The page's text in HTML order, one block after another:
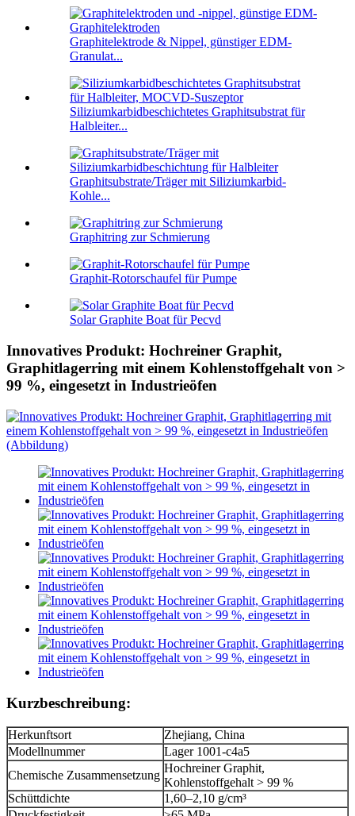
Graphitelektrode & Nippel, günstiger EDM-
Granulat...
Siliziumkarbidbeschichtetes Graphitsubstrat für
Halbleiter...
Graphitsubstrate/Träger mit Siliziumkarbid-
Kohle...
Graphitring zur Schmierung
Graphit-Rotorschaufel für Pumpe
Solar Graphite Boat für Pecvd
Innovatives Produkt: Hochreiner Graphit,
Graphitlagerring mit einem Kohlenstoffgehalt von >
99 %, eingesetzt in Industrieöfen
Kurzbeschreibung:
Herkunftsort
Zhejiang, China
Modellnummer
Lager 1001-c4a5
Chemische Zusammensetzung
Hochreiner Graphit,
Kohlenstoffgehalt > 99 %
Schüttdichte
1,60–2,10 g/cm³